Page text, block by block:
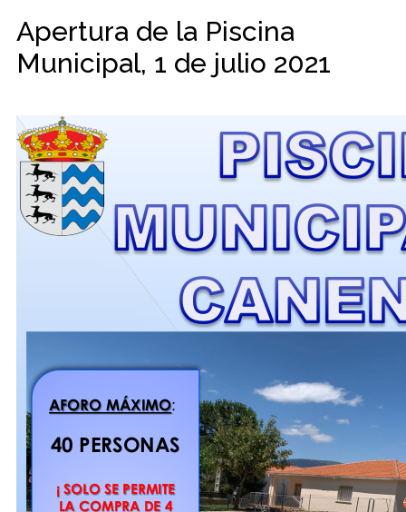
Apertura de la Piscina
Municipal, 1 de julio 2021